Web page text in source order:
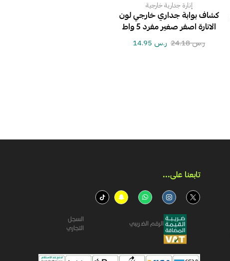
إنارة جدارية خارجية
كشاف بوابة جداري خارجي لون
الانارة اصفر صغير مفرد 5 واط
ر.س24.18 ر.س
تابعنا على...​
الرقم الضريبي
السجل
التجاري